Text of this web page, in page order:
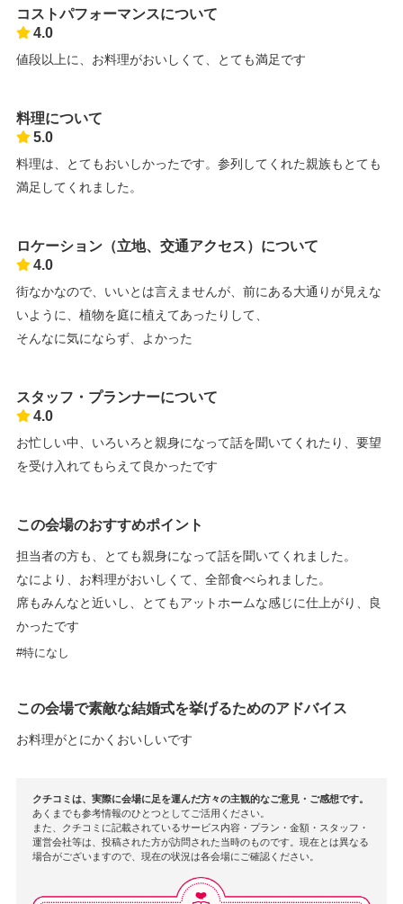
コストパフォーマンスについて
4.0
値段以上に、お料理がおいしくて、とても満足です
料理について
5.0
料理は、とてもおいしかったです。参列してくれた親族もとても
満足してくれました。
ロケーション（立地、交通アクセス）について
4.0
街なかなので、いいとは言えませんが、前にある大通りが見えな
いように、植物を庭に植えてあったりして、
そんなに気にならず、よかった
スタッフ・プランナーについて
4.0
お忙しい中、いろいろと親身になって話を聞いてくれたり、要望
を受け入れてもらえて良かったです
この会場のおすすめポイント
担当者の方も、とても親身になって話を聞いてくれました。
なにより、お料理がおいしくて、全部食べられました。
席もみんなと近いし、とてもアットホームな感じに仕上がり、良
かったです
特になし
この会場で素敵な結婚式を挙げるためのアドバイス
お料理がとにかくおいしいです
クチコミは、実際に会場に足を運んだ方々の主観的なご意見・ご感想です。
あくまでも参考情報のひとつとしてご活用ください。
また、クチコミに記載されているサービス内容・プラン・金額・スタッフ・
運営会社等は、投稿された方が訪問された当時のものです。現在とは異なる
場合がございますので、現在の状況は各会場にご確認ください。